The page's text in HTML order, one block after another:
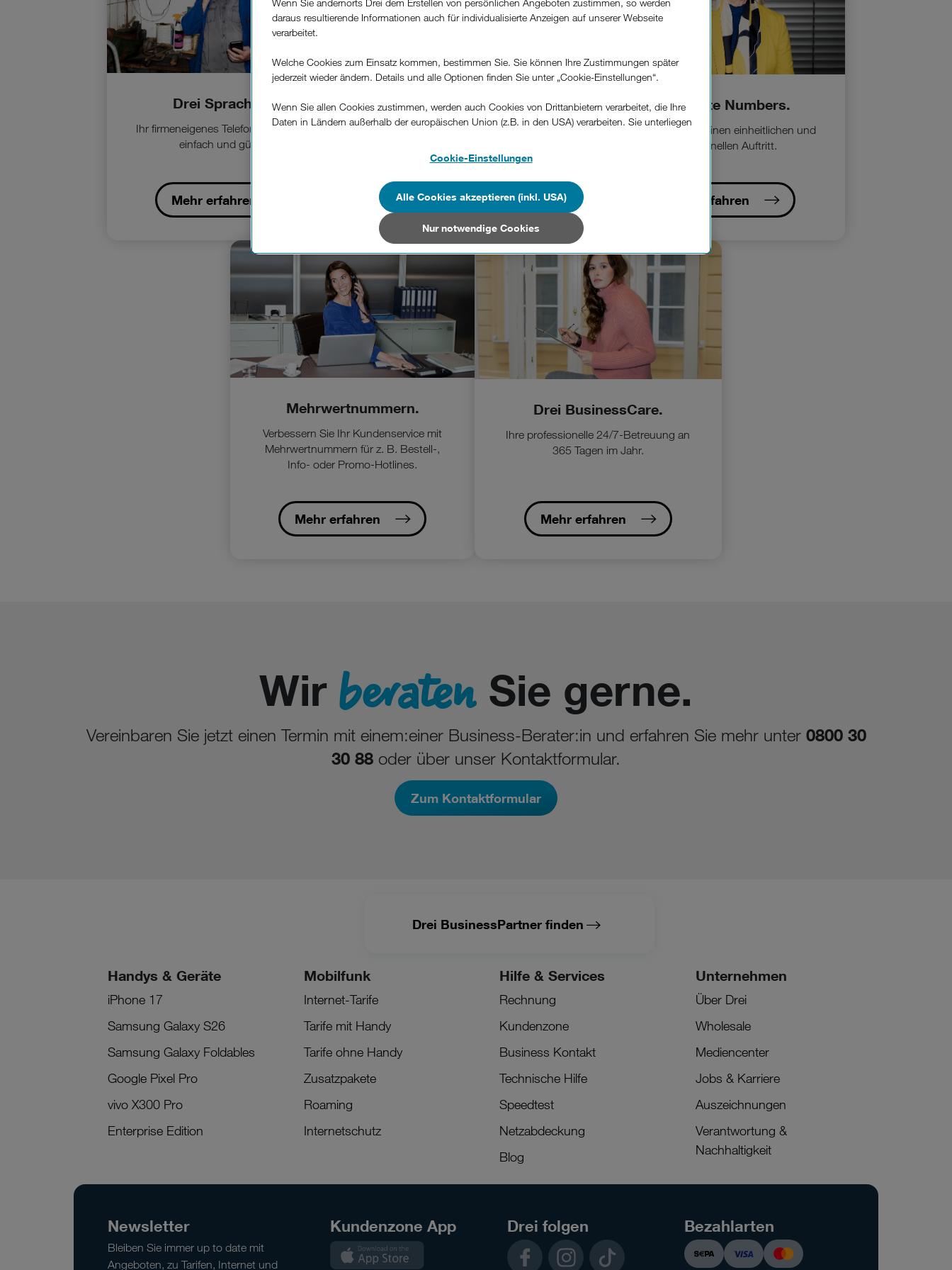
Drei SprachVPN.
Ihr firmeneigenes Telefonie-Netzwerk –
einfach und günstig.
Mehr erfahren
Drei PassivRufnummer.
Am Smartphone mit einer zweiten
Mehr erfahren
Corporate Numbers.
Ihre Vorwahl für einen einheitlichen und
professionellen Auftritt.
Mehr erfahren
Mehrwertnummern.
Verbessern Sie Ihr Kundenservice mit
Mehrwertnummern für z. B. Bestell-,
Info- oder Promo-Hotlines.
Mehr erfahren
Drei BusinessCare.
Ihre professionelle 24/7-Betreuung an
365 Tagen im Jahr.
Mehr erfahren
Wir beraten Sie gerne.
Vereinbaren Sie jetzt einen Termin mit einem:einer Business-Berater:in und erfahren Sie mehr unter 0800 30
30 88 oder über unser Kontaktformular.
Zum Kontaktformular
Drei BusinessPartner finden
Handys & Geräte
iPhone 17
Samsung Galaxy S26
Samsung Galaxy Foldables
Google Pixel Pro
vivo X300 Pro
Enterprise Edition
Mobilfunk
Internet-Tarife
Tarife mit Handy
Tarife ohne Handy
Zusatzpakete
Roaming
Internetschutz
Hilfe & Services
Rechnung
Kundenzone
Business Kontakt
Technische Hilfe
Speedtest
Netzabdeckung
Blog
Unternehmen
Über Drei
Wholesale
Mediencenter
Jobs & Karriere
Auszeichnungen
Verantwortung &
Nachhaltigkeit
Newsletter
Bleiben Sie immer up to date mit
Angeboten, zu Tarifen, Internet und
Kundenzone App Drei folgen
InstagramTikTok
Bezahlarten
Wenn Sie andernorts Drei dem Erstellen von persönlichen Angeboten zustimmen, so werden
daraus resultierende Informationen auch für individualisierte Anzeigen auf unserer Webseite
verarbeitet.
Welche Cookies zum Einsatz kommen, bestimmen Sie. Sie können Ihre Zustimmungen später
jederzeit wieder ändern. Details und alle Optionen finden Sie unter „Cookie-Einstellungen“.
Wenn Sie allen Cookies zustimmen, werden auch Cookies von Drittanbietern verarbeitet, die Ihre
Daten in Ländern außerhalb der europäischen Union (z.B. in den USA) verarbeiten. Sie unterliegen
Cookies von Unternehmen in Drittstaaten, die ein ähnliches Datenschutzniveau wie in der
Europäischen Union aufweisen (z.B. Data Privacy Framework), werden wie europäische
Wenn Sie „Nur notwendige Cookies“ wählen, dann sind für Sie nur jene Cookies im Einsatz, die
zur Funktion dieser Website unerlässlich sind.
Cookie-Einstellungen
Nur notwendige Cookies
Alle Cookies akzeptieren (inkl. USA)